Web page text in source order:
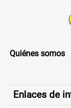
Quiénes somos
Enlaces de